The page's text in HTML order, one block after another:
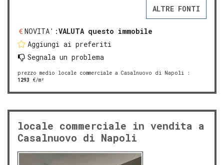
ALTRE FONTI
NOVITA':VALUTA questo immobile
Aggiungi ai preferiti
Segnala un problema
prezzo medio locale commerciale a Casalnuovo di Napoli :
1293 €/m²
locale commerciale in vendita a
Casalnuovo di Napoli